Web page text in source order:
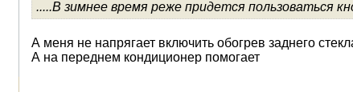
.....В зимнее время реже придется пользоваться
А меня не напрягает включить обогрев заднего
А на переднем кондиционер помогает